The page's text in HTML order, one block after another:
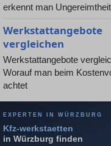
erkennt man
Werkstattangebote
vergleichen
Werkstattangebote
Worauf man beim
achtet
EXPERTEN IN WÜRZBURG
Kfz-werkstaetten
in Würzburg finden